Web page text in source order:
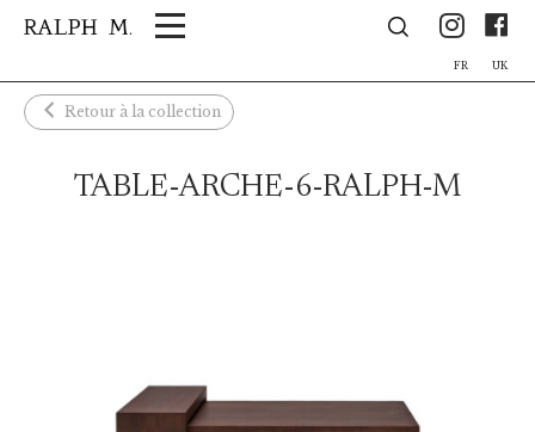
FR UK
TABLE-ARCHE-6-RALPH-M
Retour à la collection
Panneau de gestion des cookies